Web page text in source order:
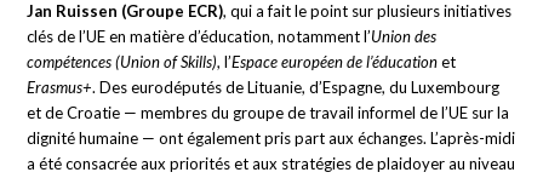
Jan Ruissen (Groupe ECR), qui a fait le point sur plusieurs initiatives
clés de l’UE en matière d’éducation, notamment l’Union des
compétences (Union of Skills), l’Espace européen de l’éducationet
Erasmus+. Des eurodéputés de Lituanie, d’Espagne, du Luxembourg
et de Croatie — membres du groupe de travail informel de l’UE sur la
dignité humaine — ont également pris part aux échanges. L’après-midi
a été consacrée aux priorités et aux stratégies de plaidoyer au niveau